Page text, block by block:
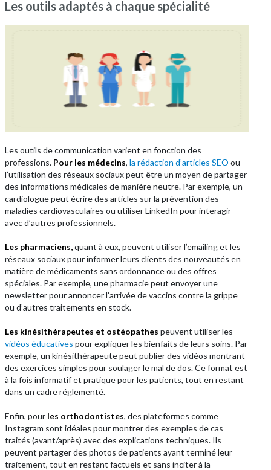
Les outils adaptés à chaque spécialité
Les outils de communication varient en fonction des
professions. Pour les médecins, la rédaction d’articles SEO ou
l’utilisation des réseaux sociaux peut être un moyen de partager
des informations médicales de manière neutre. Par exemple, un
cardiologue peut écrire des articles sur la prévention des
maladies cardiovasculaires ou utiliser LinkedIn pour interagir
avec d’autres professionnels.
Les pharmaciens,quant à eux, peuvent utiliser l’emailing et les
réseaux sociaux pour informer leurs clients des nouveautés en
matière de médicaments sans ordonnance ou des offres
spéciales. Par exemple, une pharmacie peut envoyer une
newsletter pour annoncer l’arrivée de vaccins contre la grippe
ou d’autres traitements en stock.
Les kinésithérapeutes et ostéopathes peuvent utiliser les
vidéos éducatives pour expliquer les bienfaits de leurs soins. Par
exemple, un kinésithérapeute peut publier des vidéos montrant
des exercices simples pour soulager le mal de dos. Ce format est
à la fois informatif et pratique pour les patients, tout en restant
dans un cadre réglementé.
Enfin, pour les orthodontistes, des plateformes comme
Instagram sont idéales pour montrer des exemples de cas
traités (avant/après) avec des explications techniques. Ils
peuvent partager des photos de patients ayant terminé leur
traitement, tout en restant factuels et sans inciter à la